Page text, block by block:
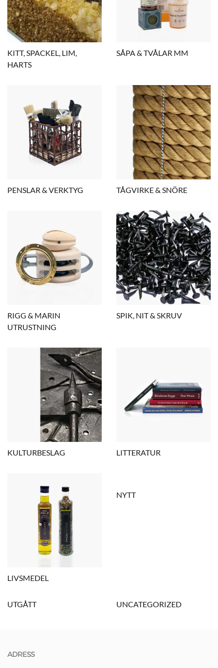
KITT, SPACKEL, LIM,
HARTS
SÅPA & TVÅLAR MM
PENSLAR & VERKTYG TÅGVIRKE & SNÖRE
RIGG & MARIN
UTRUSTNING
SPIK, NIT & SKRUV
KULTURBESLAG LITTERATUR
LIVSMEDEL
NYTT
UTGÅTT UNCATEGORIZED
ADRESS